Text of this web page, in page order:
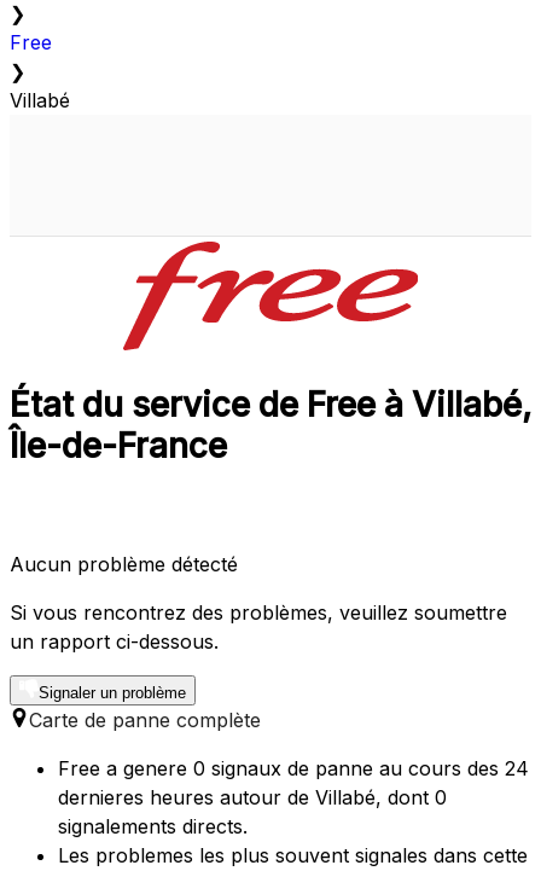
❯
Free
❯
Villabé
État du service de Free à Villabé,
Île-de-France
Aucun problème détecté
Si vous rencontrez des problèmes, veuillez soumettre
un rapport ci-dessous.
Signaler un problème
Carte de panne complète
Free a genere 0 signaux de panne au cours des 24
dernieres heures autour de Villabé, dont 0
signalements directs.
Les problemes les plus souvent signales dans cette